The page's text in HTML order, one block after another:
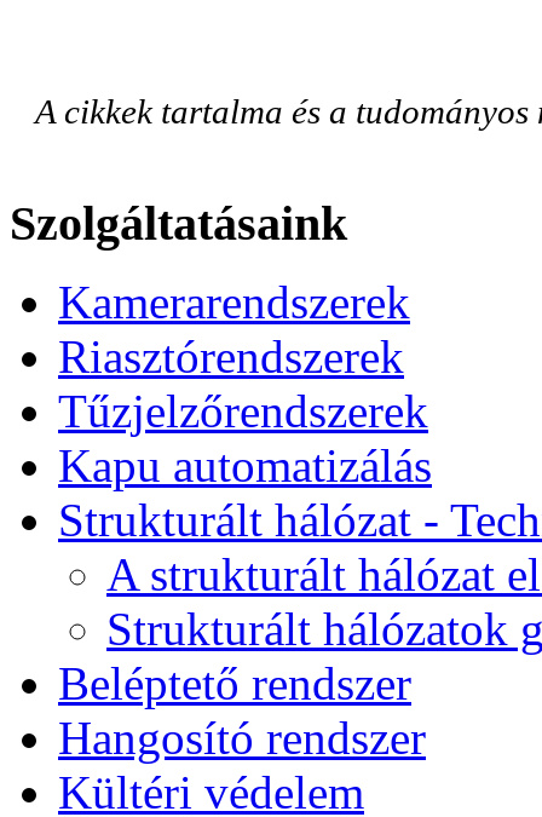
A cikkek tartalma és a
Szolgáltatásaink
Kamerarendszerek
Riasztórendszerek
Tűzjelzőrendszerek
Kapu automatizálás
Strukturált hálózat -
A strukturált hálózat
Strukturált hálózatok
Beléptető rendszer
Hangosító rendszer
Kültéri védelem